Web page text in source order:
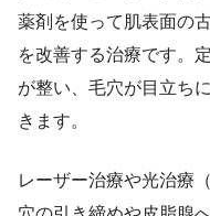
薬剤を使って肌表面の
を改善する治療です。
が整い、毛穴が目立ち
きます。
レーザー治療や光治療